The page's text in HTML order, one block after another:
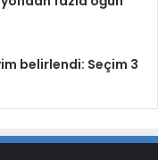
belirlendi: Seçim 3